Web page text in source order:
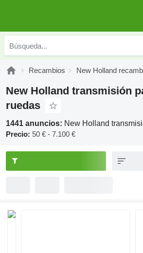
Recambios New Holland
New Holland transmisión
ruedas
1441 anuncios: New Holland
Precio: 50 € - 7.100 €